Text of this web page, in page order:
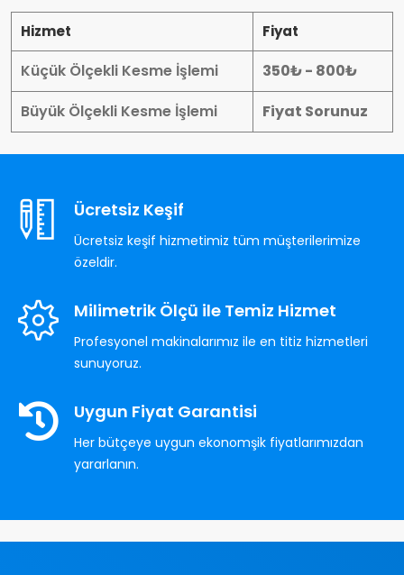
Hizmet Fiyat
Küçük Ölçekli Kesme İşlemi
350₺ - 800₺
Büyük Ölçekli Kesme İşlemi
Fiyat Sorunuz
Ücretsiz Keşif
Ücretsiz keşif hizmetimiz tüm müşterilerimize
özeldir.
Milimetrik Ölçü ile Temiz Hizmet
Profesyonel makinalarımız ile en titiz hizmetleri
sunuyoruz.
Uygun Fiyat Garantisi
Her bütçeye uygun ekonomşik fiyatlarımızdan
yararlanın.